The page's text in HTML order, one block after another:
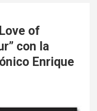
of
con la
Enrique